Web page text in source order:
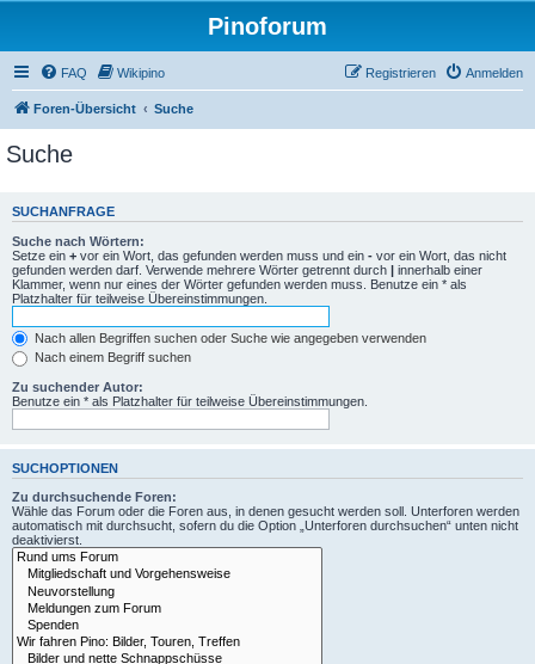
Pinoforum
FAQ Wikipino Anmelden
Registrieren
Foren-Übersicht Suche
Suche
SUCHANFRAGE
Suche nach Wörtern:
Setze ein + vor ein Wort, das gefunden werden muss und ein - vor ein Wort, das nicht
gefunden werden darf. Verwende mehrere Wörter getrennt durch | innerhalb einer
Klammer, wenn nur eines der Wörter gefunden werden muss. Benutze ein * als
Platzhalter für teilweise Übereinstimmungen.
Nach allen Begriffen suchen oder Suche wie angegeben verwenden
Nach einem Begriff suchen
Zu suchender Autor:
Benutze ein * als Platzhalter für teilweise Übereinstimmungen.
SUCHOPTIONEN
Zu durchsuchende Foren:
Wähle das Forum oder die Foren aus, in denen gesucht werden soll. Unterforen werden
automatisch mit durchsucht, sofern du die Option „Unterforen durchsuchen“ unten nicht
deaktivierst.